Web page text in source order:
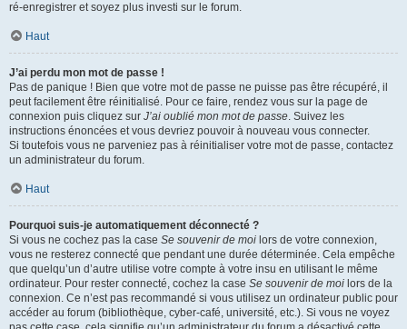
ré-enregistrer et soyez plus investi sur le forum.
Haut
J’ai perdu mon mot de passe !
Pas de panique ! Bien que votre mot de passe ne puisse pas être récupéré, il
peut facilement être réinitialisé. Pour ce faire, rendez vous sur la page de
connexion puis cliquez sur J’ai oublié mon mot de passe. Suivez les
instructions énoncées et vous devriez pouvoir à nouveau vous connecter.
Si toutefois vous ne parveniez pas à réinitialiser votre mot de passe, contactez
un administrateur du forum.
Haut
Pourquoi suis-je automatiquement déconnecté ?
Si vous ne cochez pas la case Se souvenir de moi lors de votre connexion,
vous ne resterez connecté que pendant une durée déterminée. Cela empêche
que quelqu’un d’autre utilise votre compte à votre insu en utilisant le même
ordinateur. Pour rester connecté, cochez la case Se souvenir de moi lors de la
connexion. Ce n’est pas recommandé si vous utilisez un ordinateur public pour
accéder au forum (bibliothèque, cyber-café, université, etc.). Si vous ne voyez